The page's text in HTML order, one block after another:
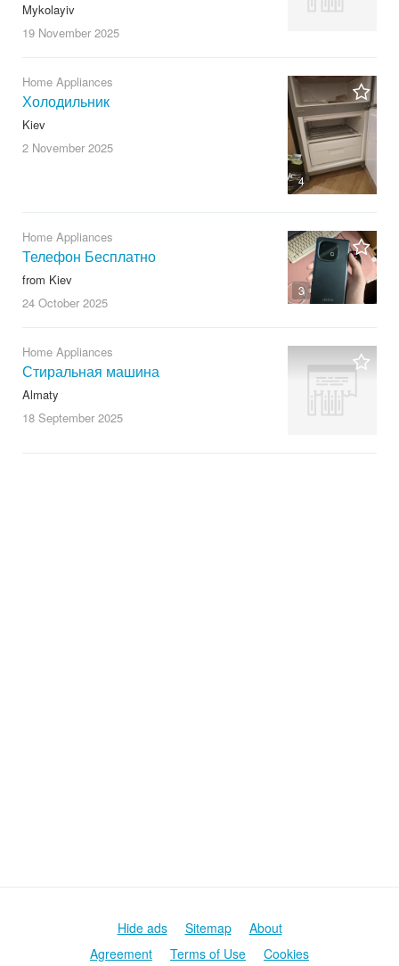
Mykolayiv
19 November 2025
4
Home Appliances
Холодильник
Kiev
2 November 2025
3
Home Appliances
Телефон Бесплатно
from Kiev
24 October 2025
Home Appliances
Стиральная машина
Almaty
18 September 2025
Hide ads Sitemap
About
Agreement
Terms of Use Cookies